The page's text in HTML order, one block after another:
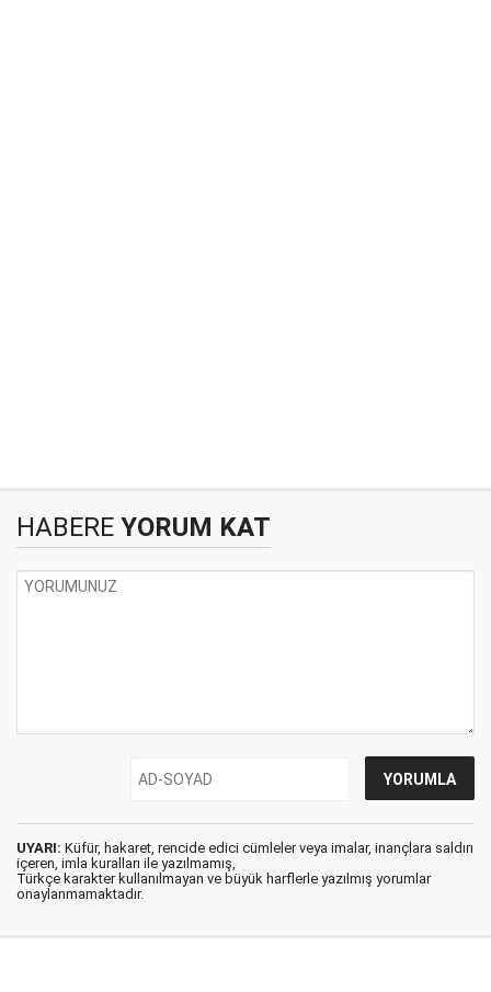
HABERE YORUM KAT
UYARI: Küfür, hakaret, rencide edici cümleler veya imalar, inançlara saldırı
içeren, imla kuralları ile yazılmamış,
Türkçe karakter kullanılmayan ve büyük harflerle yazılmış yorumlar
onaylanmamaktadır.